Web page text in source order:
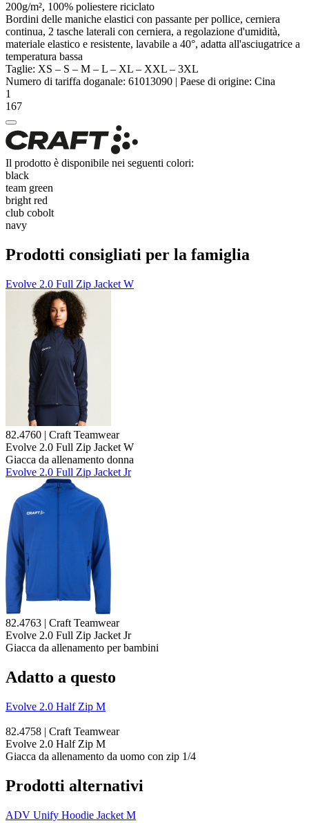
200g/m², 100% poliestere riciclato
Bordini delle maniche elastici con passante per pollice, cerniera
continua, 2 tasche laterali con cerniera, a regolazione d'umidità,
materiale elastico e resistente, lavabile a 40°, adatta all'asciugatrice a
temperatura bassa
Taglie: XS – S – M – L – XL – XXL – 3XL
Numero di tariffa doganale: 61013090 | Paese di origine: Cina
1
167
Il prodotto è disponibile nei seguenti colori:
black
team green
bright red
club cobolt
navy
Prodotti consigliati per la famiglia
Evolve 2.0 Full Zip Jacket W
82.4760 | Craft Teamwear
Evolve 2.0 Full Zip Jacket W
Giacca da allenamento donna
Evolve 2.0 Full Zip Jacket Jr
82.4763 | Craft Teamwear
Evolve 2.0 Full Zip Jacket Jr
Giacca da allenamento per bambini
Adatto a questo
Evolve 2.0 Half Zip M
82.4758 | Craft Teamwear
Evolve 2.0 Half Zip M
Giacca da allenamento da uomo con zip 1/4
Prodotti alternativi
ADV Unify Hoodie Jacket M